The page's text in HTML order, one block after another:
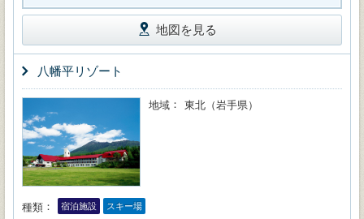
地図を見る
八幡平リゾート
地域 東北（岩手県）
種類 宿泊施設 スキー場